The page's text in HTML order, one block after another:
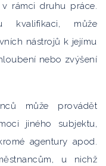
rámci druhu práce.
kvalifikaci, může
nástrojů k jejímu
nebo zvýšení
může provádět
jiného subjektu,
agentury apod.
u nichž